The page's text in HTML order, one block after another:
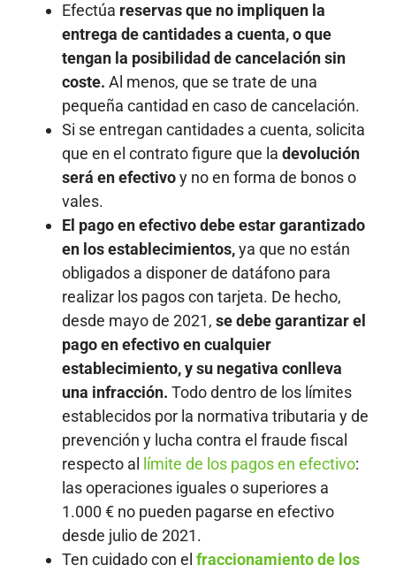
Efectúa reservas que no impliquen la
entrega de cantidades a cuenta, o que
tengan la posibilidad de cancelación sin
coste. Al menos, que se trate de una
pequeña cantidad en caso de cancelación.
Si se entregan cantidades a cuenta, solicita
que en el contrato figure que la devolución
será en efectivoy no en forma de bonos o
vales.
El pago en efectivo debe estar garantizado
en los establecimientos,ya que no están
obligados a disponer de datáfono para
realizar los pagos con tarjeta. De hecho,
desde mayo de 2021, se debe garantizar el
pago en efectivo en cualquier
establecimiento, y su negativa conlleva
una infracción. Todo dentro de los límites
establecidos por la normativa tributaria y de
prevención y lucha contra el fraude fiscal
respecto al
límite de los pagos en efectivo:
las operaciones iguales o superiores a
1.000 € no pueden pagarse en efectivo
desde julio de 2021.
Ten cuidado con el fraccionamiento de los